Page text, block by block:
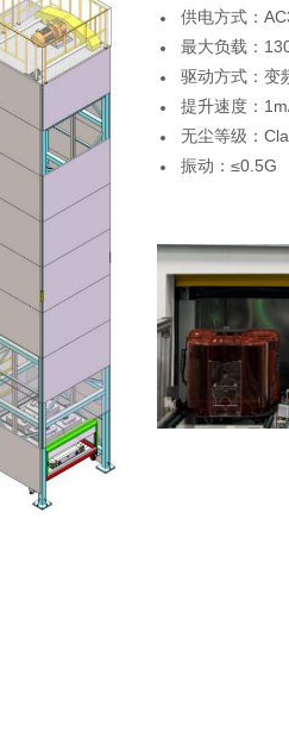
供电方式：
最大负载：
驱动方式：变
提升速度：
无尘等级：
振动：≤0.5G